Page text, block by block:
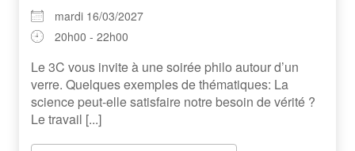
mardi 16/03/2027
20h00 - 22h00
Le 3C vous invite à une soirée philo autour d’un
verre. Quelques exemples de thématiques: La
science peut-elle satisfaire notre besoin de vérité ?
Le travail [...]